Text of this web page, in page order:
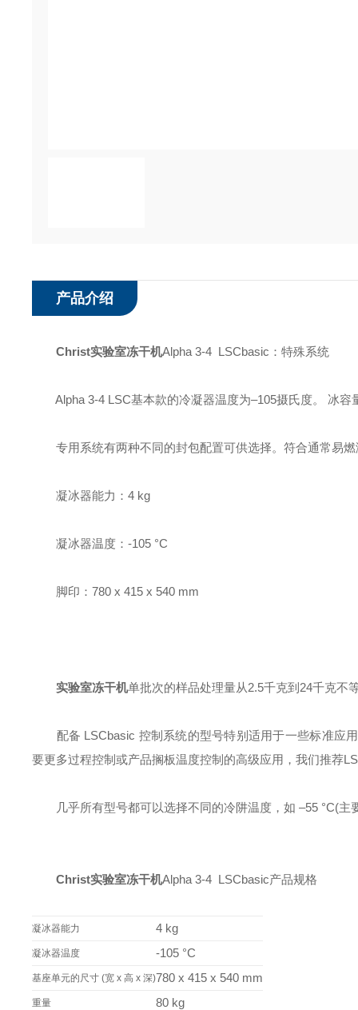
产品介绍
Christ实验室冻干机Alpha 3-4 LSCbasic：特殊系统
Alpha 3-4 LSC基本款的冷凝器温度为–105摄氏度。 冰容
专用系统有两种不同的封包配置可供选择。符合通常易燃
凝冰器能力：4 kg
凝冰器温度：-105 °C
脚印：780 x 415 x 540 mm
实验室冻干机单批次的样品处理量从2.5千克到24千克不
配备 LSCbasic 控制系统的型号特别适用于一些标准应
要更多过程控制或产品搁板温度控制的高级应用，我们推荐
几乎所有型号都可以选择不同的冷阱温度，如 –55 °C(主
Christ实验室冻干机Alpha 3-4 LSCbasic产品规格
凝冰器能力 4 kg
凝冰器温度 -105 °C
基座单元的尺寸 (宽 x 高 x 深)780 x 415 x 540 mm
重量 80 kg